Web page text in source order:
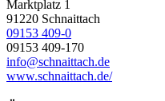
Marktplatz 1
91220 Schnaittach
09153 409-0
09153 409-170
info@schnaittach.de
www.schnaittach.de/